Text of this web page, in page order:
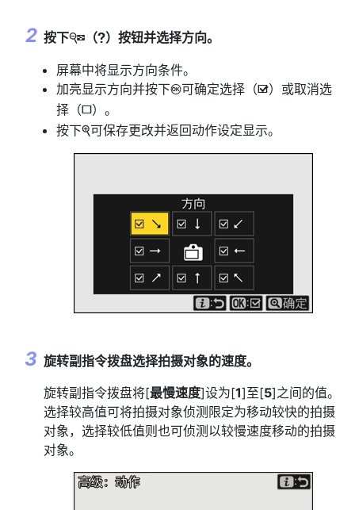
按下W （Q）按钮并选择方向。
屏幕中将显示方向条件。
加亮显示方向并按下J可确定选择（M）或取消选
择（U）。
按下X可保存更改并返回动作设定显示。
旋转副指令拨盘选择拍摄对象的速度。
旋转副指令拨盘将[最慢速度]设为[1]至[5]之间的值。
选择较高值可将拍摄对象侦测限定为移动较快的拍摄
对象，选择较低值则也可侦测以较慢速度移动的拍摄
对象。